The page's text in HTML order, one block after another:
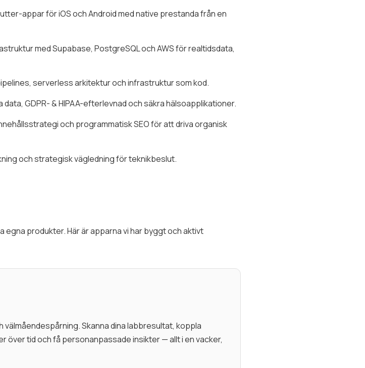
appar för iOS och Android med native prestanda från en
med Supabase, PostgreSQL och AWS för realtidsdata,
serverless arkitektur och infrastruktur som kod.
data, GDPR- & HIPAA-efterlevnad och säkra hälsoapplikationer.
och programmatisk SEO för att driva organisk
och strategisk vägledning för teknikbeslut.
produkter. Här är apparna vi har byggt och aktivt
Skanna dina labbresultat, koppla
över tid och få personanpassade insikter — allt i en vacker,